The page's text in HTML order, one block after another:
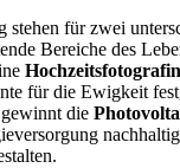
stehen für zwei
Bereiche des
Hochzeitsfotografin
für die Ewigkeit
die